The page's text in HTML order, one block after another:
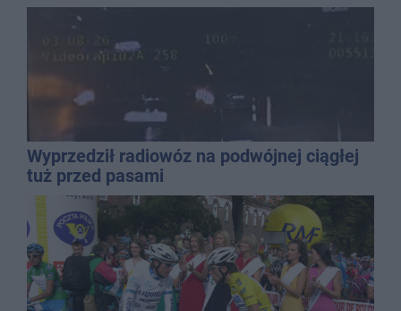
Wyprzedził radiowóz na podwójnej ciągłej
tuż przed pasami